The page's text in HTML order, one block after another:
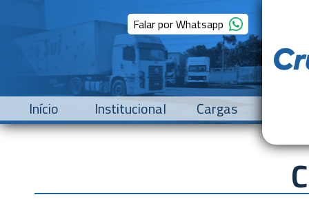
Falar por Whatsapp
Início Institucional Cargas